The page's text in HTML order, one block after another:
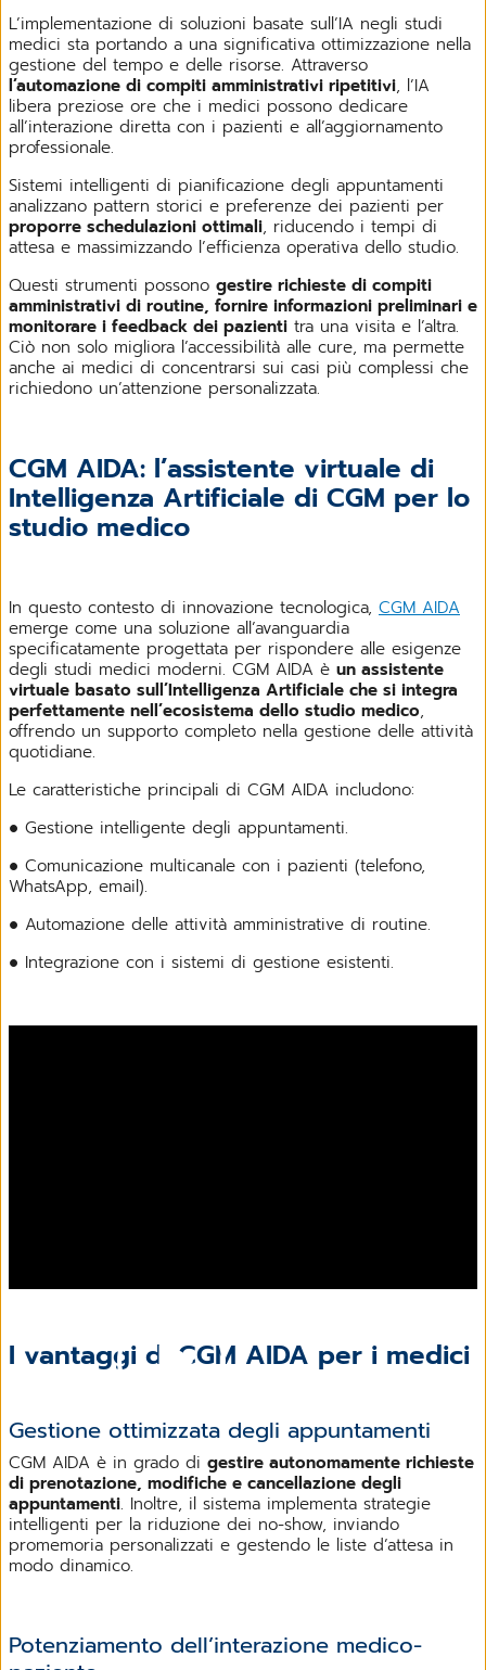
L’implementazione di soluzioni basate sull’IA negli studi
medici sta portando a una significativa ottimizzazione nella
gestione del tempo e delle risorse. Attraverso
l’automazione di compiti amministrativi ripetitivi, l’IA
libera preziose ore che i medici possono dedicare
all’interazione diretta con i pazienti e all’aggiornamento
professionale.
Sistemi intelligenti di pianificazione degli appuntamenti
analizzano pattern storici e preferenze dei pazienti per
proporre schedulazioni ottimali, riducendo i tempi di
attesa e massimizzando l’efficienza operativa dello studio.
Questi strumenti possono gestire richieste di compiti
amministrativi di routine, fornire informazioni preliminari e
monitorare i feedback dei pazienti tra una visita e l’altra.
Ciò non solo migliora l’accessibilità alle cure, ma permette
anche ai medici di concentrarsi sui casi più complessi che
richiedono un’attenzione personalizzata.
CGM AIDA: l’assistente virtuale di
Intelligenza Artificiale di CGM per lo
studio medico
In questo contesto di innovazione tecnologica, CGM AIDA
emerge come una soluzione all’avanguardia
specificatamente progettata per rispondere alle esigenze
degli studi medici moderni. CGM AIDA è un assistente
virtuale basato sull’Intelligenza Artificiale che si integra
perfettamente nell’ecosistema dello studio medico,
offrendo un supporto completo nella gestione delle attività
quotidiane.
Le caratteristiche principali di CGM AIDA includono:
● Gestione intelligente degli appuntamenti.
● Comunicazione multicanale con i pazienti (telefono,
WhatsApp, email).
● Automazione delle attività amministrative di routine.
● Integrazione con i sistemi di gestione esistenti.
Scopri come funziona CGM AIDA
I vantaggi di CGM AIDA per i medici
Gestione ottimizzata degli appuntamenti
CGM AIDA è in grado di gestire autonomamente richieste
di prenotazione, modifiche e cancellazione degli
appuntamenti. Inoltre, il sistema implementa strategie
intelligenti per la riduzione dei no-show, inviando
promemoria personalizzati e gestendo le liste d’attesa in
modo dinamico.
Potenziamento dell’interazione medico-